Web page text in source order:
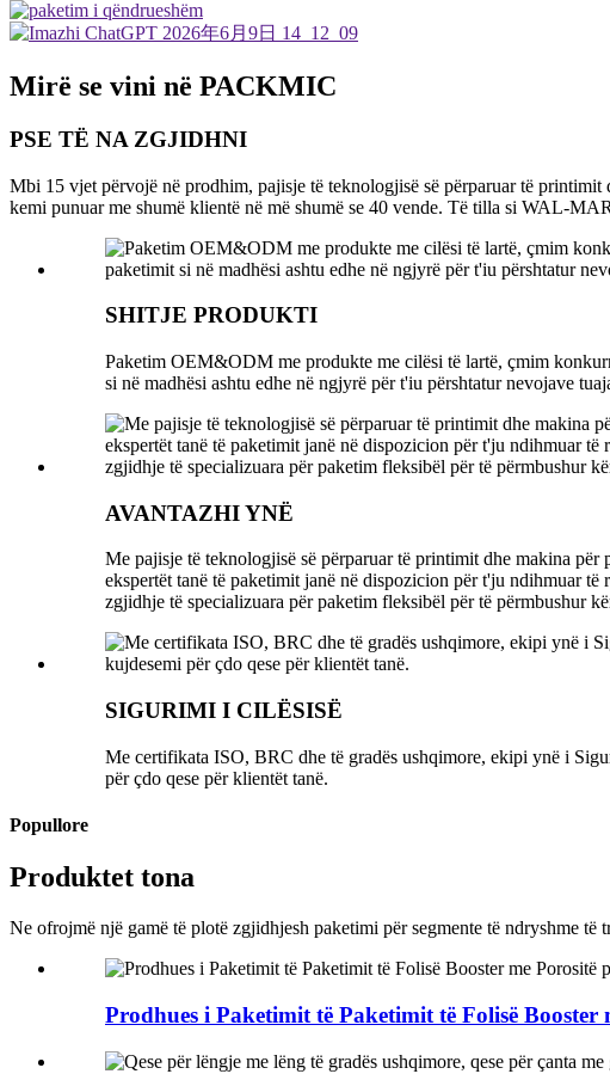
Mirë se vini në PACKMIC
PSE TË NA ZGJIDHNI
Mbi 15 vjet përvojë në prodhim, pajisje të teknologjisë së përparuar të
kemi punuar me shumë klientë në më shumë se 40 vende. Të tilla si
SHITJE PRODUKTI
Paketim OEM&ODM me produkte me cilësi të lartë, çmim
si në madhësi ashtu edhe në ngjyrë për t'iu përshtatur nevojave
AVANTAZHI YNË
Me pajisje të teknologjisë së përparuar të printimit dhe makina
ekspertët tanë të paketimit janë në dispozicion për t'ju ndihmuar
zgjidhje të specializuara për paketim fleksibël për të përmbushur
SIGURIMI I CILËSISË
Me certifikata ISO, BRC dhe të gradës ushqimore, ekipi ynë i
për çdo qese për klientët tanë.
Popullore
Produktet tona
Ne ofrojmë një gamë të plotë zgjidhjesh paketimi për segmente të ndryshme të
Prodhues i Paketimit të Paketimit të Folisë Booster